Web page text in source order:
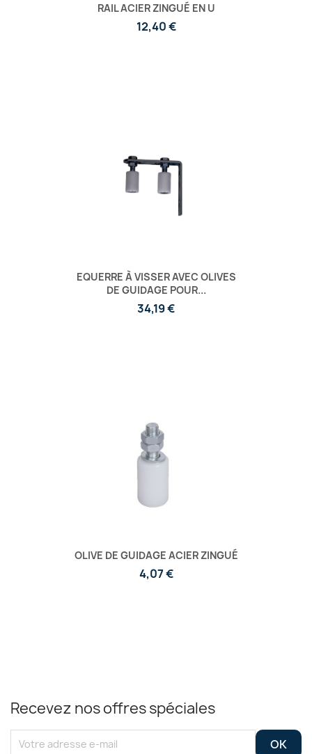
RAIL ACIER ZINGUÉ EN U
12,40 €
EQUERRE À VISSER AVEC OLIVES
DE GUIDAGE POUR...
34,19 €
OLIVE DE GUIDAGE ACIER ZINGUÉ
4,07 €
Recevez nos offres spéciales